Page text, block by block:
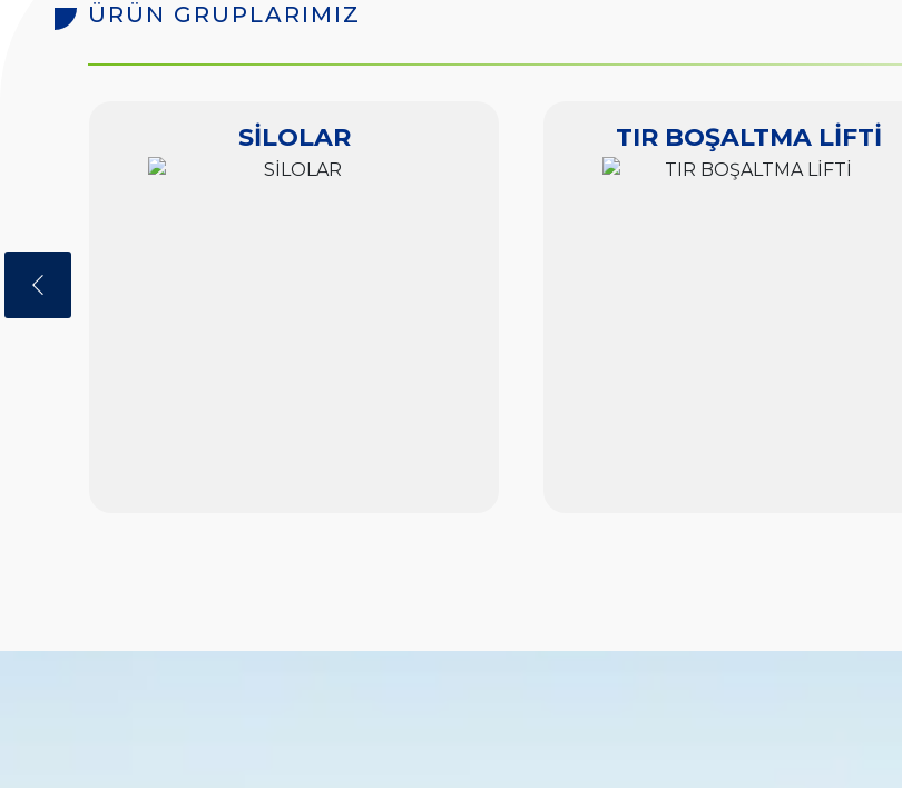
ÜRÜN GRUPLARIMIZ
SİLOLAR TIR BOŞALTMA LİFTİ